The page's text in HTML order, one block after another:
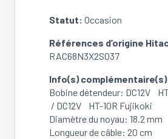
RAM-
/
RAM-
/
RAM-
70QH4
(OCCASION)
Statut: Occasion
Références d’origine
RAC68N3X2S037
Info(s)
Bobine détendeur: DC12V
/ DC12V HT-10R Fujikoki
Diamètre du noyau: 18.2 mm
Longueur de câble: 20 cm